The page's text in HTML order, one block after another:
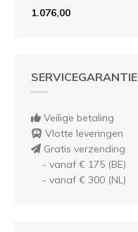
1.076,00
SERVICEGARANTIE
Veilige betaling
Vlotte leveringen
Gratis verzending
- vanaf € 175 (BE)
- vanaf € 300 (NL)